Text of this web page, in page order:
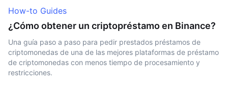
How-to Guides
¿Cómo obtener un criptopréstamo en Binance?
Una guía paso a paso para pedir prestados préstamos de
criptomonedas de una de las mejores plataformas de préstamo
de criptomonedas con menos tiempo de procesamiento y
restricciones.